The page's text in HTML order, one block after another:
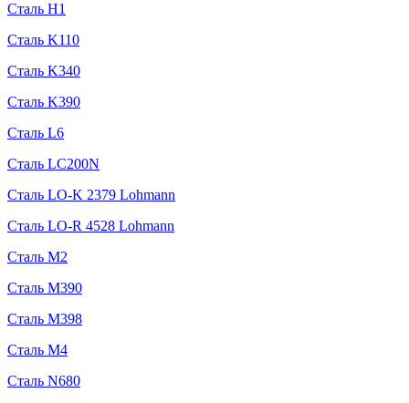
Сталь H1
Сталь K110
Сталь K340
Сталь K390
Сталь L6
Сталь LC200N
Сталь LO-K 2379 Lohmann
Сталь LO-R 4528 Lohmann
Сталь M2
Сталь M390
Сталь M398
Сталь M4
Сталь N680